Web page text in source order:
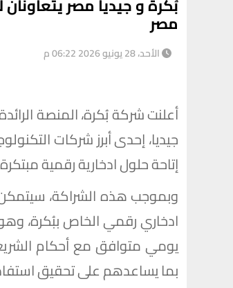
مصر
الأحد، 28 يونيو 2026 06:22 م
أعلنت شركة بُكرة، المنصة
جيديا، إحدى أبرز شركات
إتاحة حلول ادخارية رقمية
ادخاري رقمي الخاص ببُكرة، وهو
يومي متوافق مع أحكام
بما يساعدهم على تحقيق